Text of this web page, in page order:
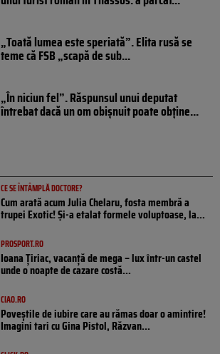
„Toată lumea este speriată”. Elita rusă se
teme că FSB „scapă de sub...
„În niciun fel”. Răspunsul unui deputat
întrebat dacă un om obișnuit poate obține...
CE SE ÎNTÂMPLĂ DOCTORE?
Cum arată acum Julia Chelaru, fosta membră a
trupei Exotic! Și-a etalat formele voluptoase, la...
PROSPORT.RO
Ioana Țiriac, vacanță de mega – lux într-un castel
unde o noapte de cazare costă...
CIAO.RO
Poveştile de iubire care au rămas doar o amintire!
Imagini tari cu Gina Pistol, Răzvan...